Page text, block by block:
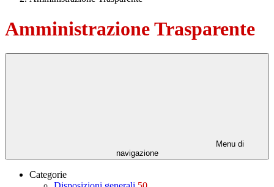
Amministrazione Trasparente
Menu di
navigazione
Categorie